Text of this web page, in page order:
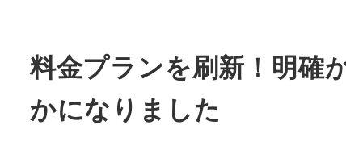
料金プランを刷新！明確
かになりました